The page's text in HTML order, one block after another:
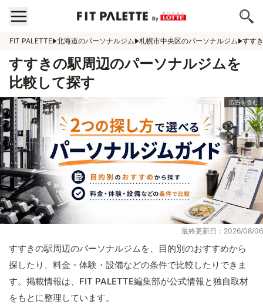
FIT PALETTE 北海道のパーソナルジム 札幌市中央区のパーソナルジム すす
すすきの駅周辺のパーソナルジムを
比較して探す
最終更新日：2026/08/06
すすきの駅周辺のパーソナルジムを、目的別のおすすめから
探したり、料金・体験・設備などの条件で比較したりできま
す。掲載情報は、FIT PALETTE編集部が公式情報と独自取材
をもとに整理しています。